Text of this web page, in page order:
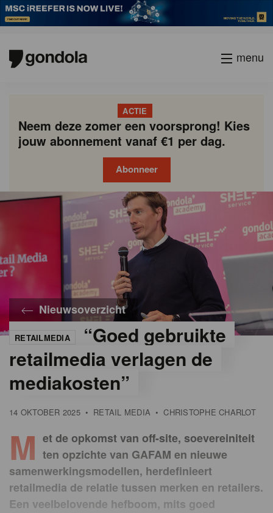
menu
ACTIE
Neem deze zomer een voorsprong! Kies
jouw abonnement vanaf €1 per dag.
Abonneer
Nieuwsoverzicht
RETAILMEDIA
“Goed gebruikte
retailmedia verlagen de
mediakosten”
14 OKTOBER 2025 • RETAIL MEDIA • CHRISTOPHE CHARLOT
M et de opkomst van off-site, soevereiniteit
ten opzichte van GAFAM en nieuwe
samenwerkingsmodellen, herdefinieert
retailmedia de relatie tussen merken en retailers.
Een veelbelovende hefboom, mits goed
Gondola
Gondola